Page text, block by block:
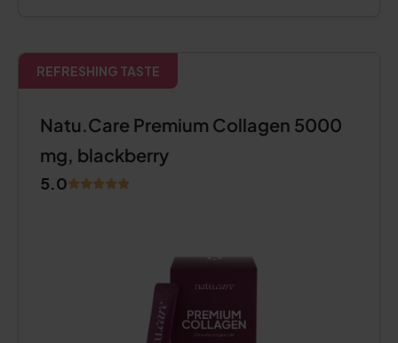
REFRESHING TASTE
Natu.Care Premium Collagen 5000
mg, blackberry
5.0